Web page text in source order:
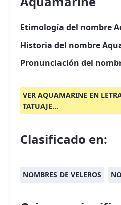
Etimología del nombre
Historia del nombre
Pronunciación del
VER AQUAMARINE EN
TATUAJE...
Clasificado en:
NOMBRES DE VELEROS